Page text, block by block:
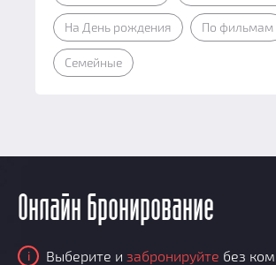
На День рождения По фильмам
Семейные
Онлайн бронирование
i Выберите и забронируйте без